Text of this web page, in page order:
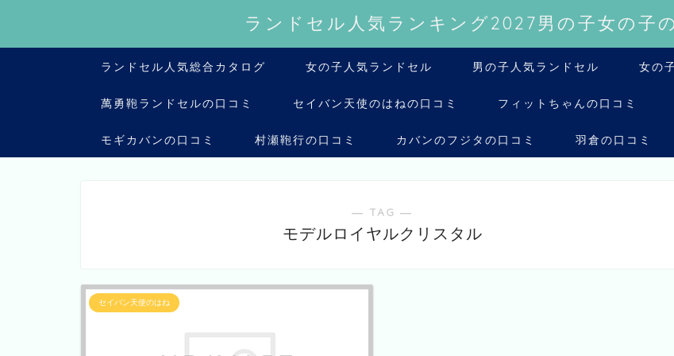
ランドセル人気ランキング2027男の子女の子
ランドセル人気総合カタログ 女の子人気ランドセル 男の子人気ランドセル 女の
萬勇鞄ランドセルの口コミ セイバン天使のはねの口コミ フィットちゃんの口コミ
モギカバンの口コミ 村瀬鞄行の口コミ カバンのフジタの口コミ 羽倉の口コミ
― TAG ―
モデルロイヤルクリスタル
セイバン天使のはね